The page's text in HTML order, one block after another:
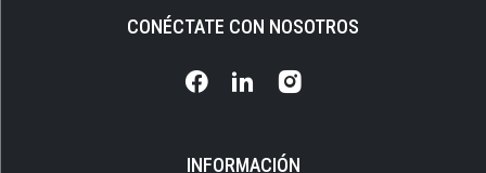
INFORMACIÓN
CONÉCTATE CON NOSOTROS